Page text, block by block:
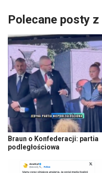
Polecane posty z
Braun o Konfederacji: partia
podległościowa